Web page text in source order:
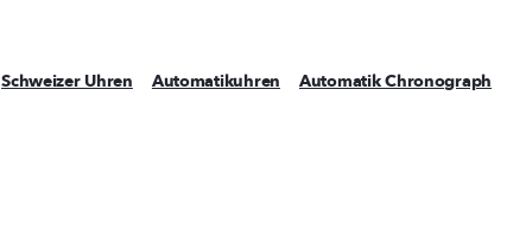
Schweizer Uhren Automatikuhren Automatik Chronograph